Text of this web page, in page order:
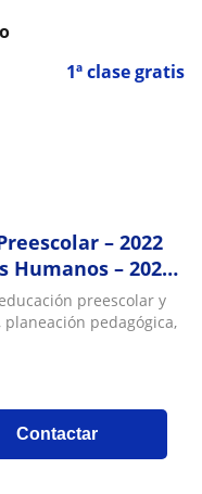
1ª clase gratis
– 2022
Humanos – 2021
preescolar y
pedagógica,
Contactar